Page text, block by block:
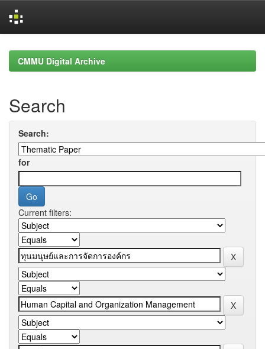
navigationCMMU Digital Archive
Search
Search:
for
Current filters: